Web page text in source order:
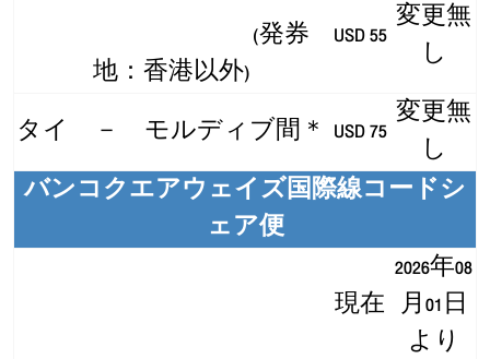
(発券
地：香港以外)
USD 55
変更無
し
タイ － モルディブ間＊ USD 75
変更無
し
バンコクエアウェイズ国際線コードシ
ェア便
現在
2026年08
月01日
より